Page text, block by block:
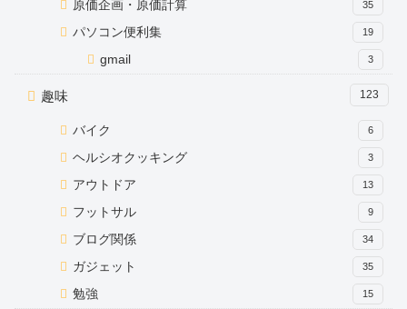
原価企画・原価計算 35
パソコン便利集 19
gmail 3
趣味 123
バイク 6
ヘルシオクッキング 3
アウトドア 13
フットサル 9
ブログ関係 34
ガジェット 35
勉強 15